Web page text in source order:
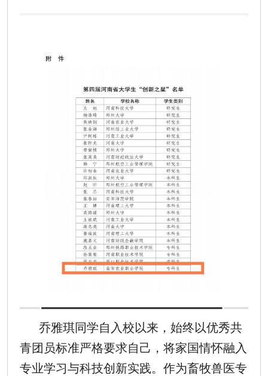
乔雅琪同学自入校以来，始终以优秀共
青团员标准严格要求自己，将家国情怀融入
专业学习与科技创新实践。作为畜牧兽医专